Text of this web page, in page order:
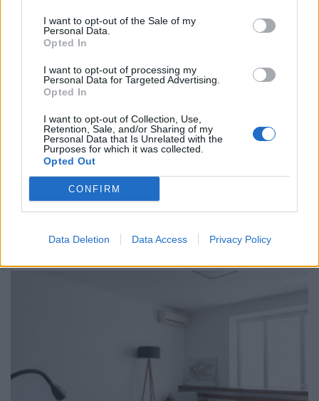
I want to opt-out of the Sale of my
Personal Data.
Opted In
I want to opt-out of processing my
Personal Data for Targeted Advertising.
Opted In
I want to opt-out of Collection, Use,
Retention, Sale, and/or Sharing of my
Personal Data that Is Unrelated with the
Purposes for which it was collected.
Opted Out
CONFIRM
Data Deletion Data Access Privacy Policy
ΚΟΣΜΟΣ
Τέλος το air condition στην Βρετανία; Τι ισχύει
με τους περιορισμούς στην εγκατάσταση